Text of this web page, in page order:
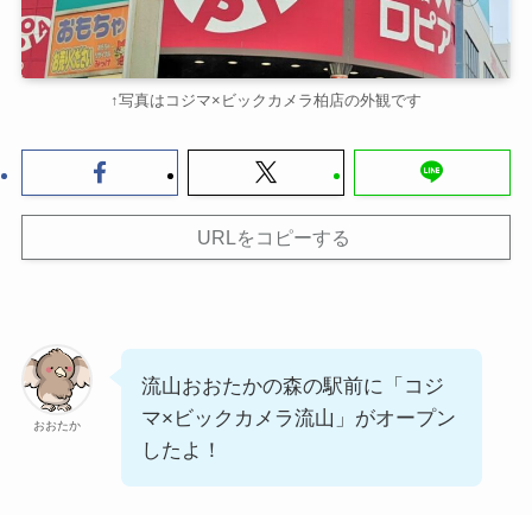
↑写真はコジマ×ビックカメラ柏店の外観です
URLをコピーする
おおたか
流山おおたかの森の駅前に「コジ
マ×ビックカメラ流山」がオープン
したよ！